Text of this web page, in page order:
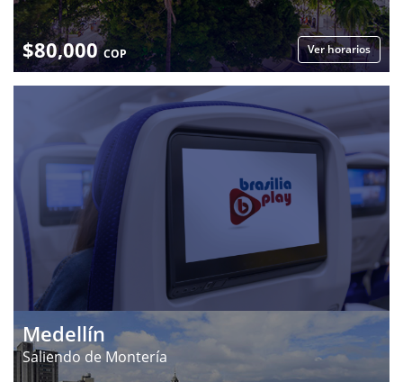
$80,000 COP Ver horarios
Medellín
Saliendo de Montería